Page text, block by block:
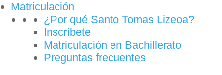
Matriculación
¿Por qué Santo Tomas Lizeoa?
Inscríbete
Matriculación en Bachillerato
Preguntas frecuentes